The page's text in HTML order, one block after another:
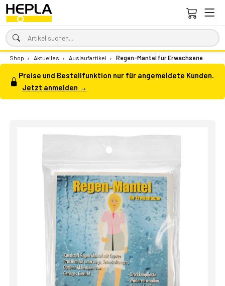
Shop › Aktuelles › Auslaufartikel › Regen-Mantel für Erwachsene
Preise und Bestellfunktion nur für angemeldete Kunden.
Jetzt anmelden →